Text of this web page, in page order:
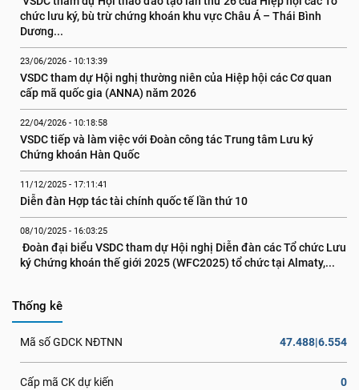
chức lưu ký, bù trừ chứng khoán khu vực Châu Á – Thái Bình
Dương...
23/06/2026 - 10:13:39
VSDC tham dự Hội nghị thường niên của Hiệp hội các Cơ quan
cấp mã quốc gia (ANNA) năm 2026
22/04/2026 - 10:18:58
VSDC tiếp và làm việc với Đoàn công tác Trung tâm Lưu ký
Chứng khoán Hàn Quốc
11/12/2025 - 17:11:41
Diễn đàn Hợp tác tài chính quốc tế lần thứ 10
08/10/2025 - 16:03:25
Đoàn đại biểu VSDC tham dự Hội nghị Diễn đàn các Tổ chức Lưu
ký Chứng khoán thế giới 2025 (WFC2025) tổ chức tại Almaty,...
Thống kê
Mã số GDCK NĐTNN 47.488|6.554
Cấp mã CK dự kiến 0